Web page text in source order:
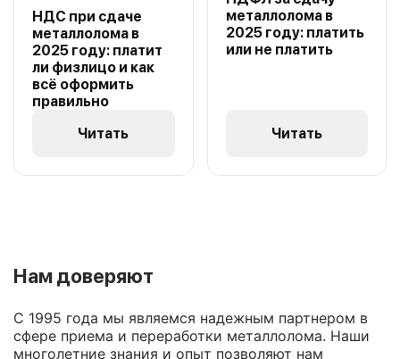
НДС при сдаче
металлолома в
2025 году: платит
ли физлицо и как
всё оформить
правильно
Читать
металлолома в
2025 году: платить
или не платить
Читать
Нам доверяют
С 1995 года мы являемся надежным партнером в
сфере приема и переработки металлолома. Наши
многолетние знания и опыт позволяют нам